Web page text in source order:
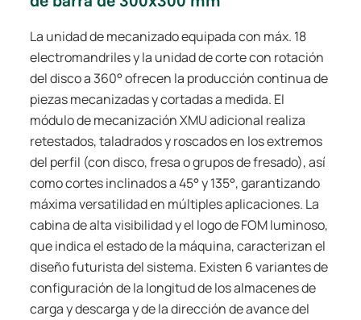
La unidad de mecanizado equipada con máx. 18
electromandriles y la unidad de corte con rotación
del disco a 360° ofrecen la producción continua de
piezas mecanizadas y cortadas a medida. El
módulo de mecanización XMU adicional realiza
retestados, taladrados y roscados en los extremos
del perfil (con disco, fresa o grupos de fresado), así
como cortes inclinados a 45° y 135°, garantizando
máxima versatilidad en múltiples aplicaciones. La
cabina de alta visibilidad y el logo de FOM luminoso,
que indica el estado de la máquina, caracterizan el
diseño futurista del sistema. Existen 6 variantes de
configuración de la longitud de los almacenes de
carga y descarga y de la dirección de avance del